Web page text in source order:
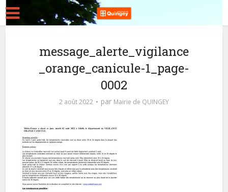
message_alerte_vigilance
_orange_canicule-1_page-
0002
2 août 2022 par Mairie de QUINGEY